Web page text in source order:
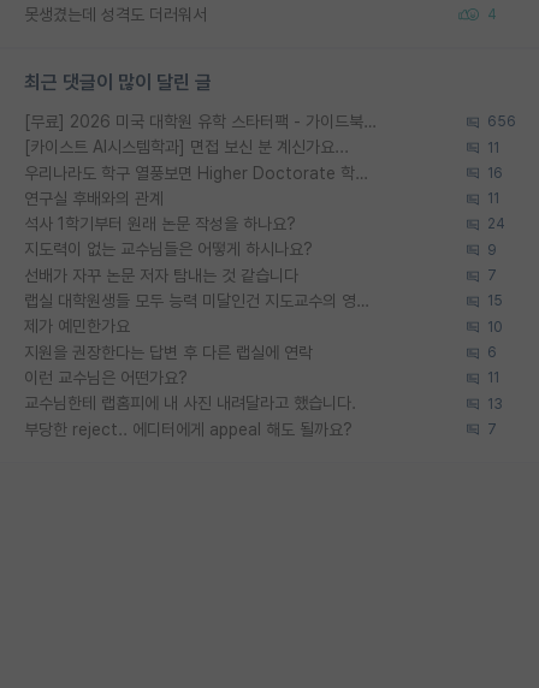
못생겼는데 성격도 더러워서 4
최근 댓글이 많이 달린 글
[무료] 2026 미국 대학원 유학 스타터팩 - 가이드북 & 합격자 컨택메일 템플릿 656
[카이스트 AI시스템학과] 면접 보신 분 계신가요... 11
우리나라도 학구 열풍보면 Higher Doctorate 학위가 필요하다고 봅니다. 16
연구실 후배와의 관계 11
석사 1학기부터 원래 논문 작성을 하나요? 24
지도력이 없는 교수님들은 어떻게 하시나요? 9
선배가 자꾸 논문 저자 탐내는 것 같습니다 7
랩실 대학원생들 모두 능력 미달인건 지도교수의 영향 아닌가? 15
제가 예민한가요 10
지원을 권장한다는 답변 후 다른 랩실에 연락 6
이런 교수님은 어떤가요? 11
교수님한테 랩홈피에 내 사진 내려달라고 했습니다. 13
부당한 reject.. 에디터에게 appeal 해도 될까요? 7